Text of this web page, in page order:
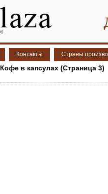
Контакты Страны
Кофе в капсулах (Страница 3)